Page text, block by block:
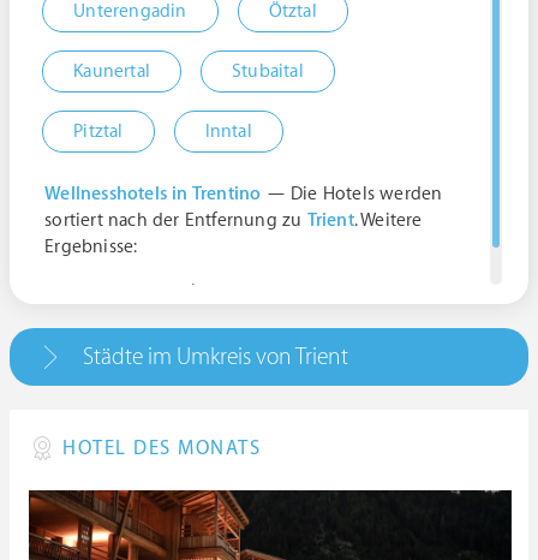
Unterengadin Ötztal
Kaunertal Stubaital
Pitztal Inntal
Wellnesshotels in Trentino — Die Hotels werden
sortiert nach der Entfernung zu Trient. Weitere
Ergebnisse:
Städte im Umkreis von Trient
HOTEL DES MONATS